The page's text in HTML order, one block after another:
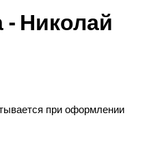
- Николай
при оформлении